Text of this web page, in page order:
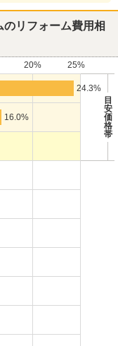
リフォーム費用相
20%
25%
24.3%
目
安
価
格
帯
16.0%